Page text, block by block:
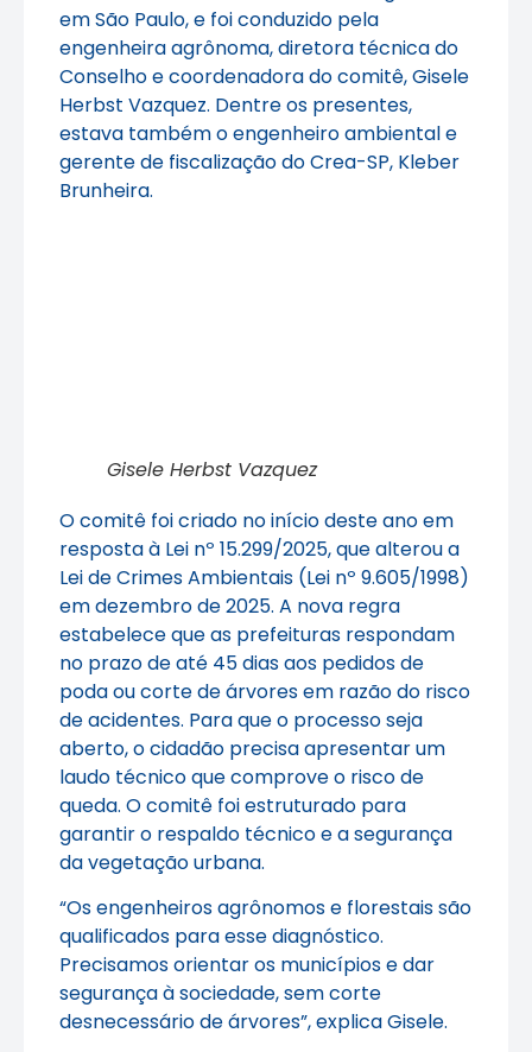
em São Paulo, e foi conduzido pela
engenheira agrônoma, diretora técnica do
Conselho e coordenadora do comitê, Gisele
Herbst Vazquez. Dentre os presentes,
estava também o engenheiro ambiental e
gerente de fiscalização do Crea-SP, Kleber
Brunheira.
Gisele Herbst Vazquez
O comitê foi criado no início deste ano em
resposta à Lei nº 15.299/2025, que alterou a
Lei de Crimes Ambientais (Lei nº 9.605/1998)
em dezembro de 2025. A nova regra
estabelece que as prefeituras respondam
no prazo de até 45 dias aos pedidos de
poda ou corte de árvores em razão do risco
de acidentes. Para que o processo seja
aberto, o cidadão precisa apresentar um
laudo técnico que comprove o risco de
queda. O comitê foi estruturado para
garantir o respaldo técnico e a segurança
da vegetação urbana.
“Os engenheiros agrônomos e florestais são
qualificados para esse diagnóstico.
Precisamos orientar os municípios e dar
segurança à sociedade, sem corte
desnecessário de árvores”, explica Gisele.